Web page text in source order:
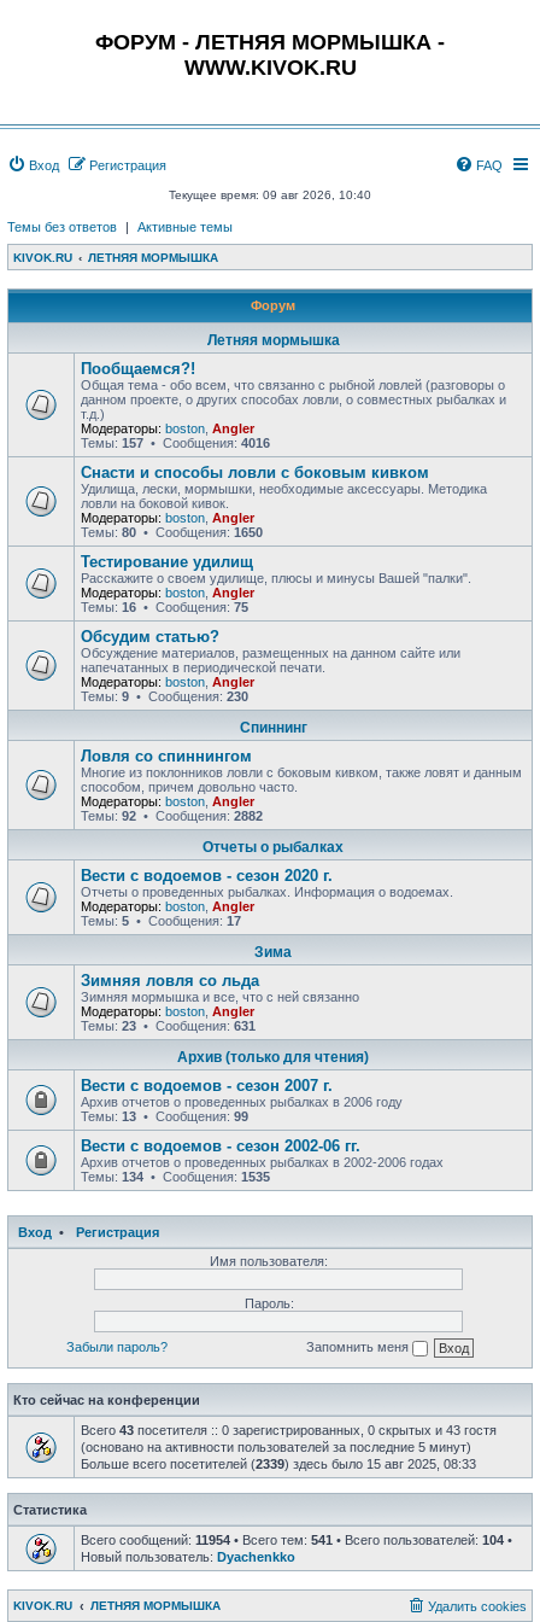
ФОРУМ - ЛЕТНЯЯ МОРМЫШКА -
WWW.KIVOK.RU
Вход Регистрация FAQ
Текущее время: 09 авг 2026, 10:40
Темы без ответов | Активные темы
KIVOK.RU ЛЕТНЯЯ МОРМЫШКА
Форум
Летняя мормышка
Пообщаемся?!
Общая тема - обо всем, что связанно с рыбной ловлей (разговоры о
данном проекте, о других способах ловли, о совместных рыбалках и
т.д.)
Модераторы: boston Angler
Темы: 157 • Сообщения: 4016
Снасти и способы ловли с боковым кивком
Удилища, лески, мормышки, необходимые аксессуары. Методика
ловли на боковой кивок.
Модераторы: boston Angler
Темы: 80 • Сообщения: 1650
Тестирование удилищ
Расскажите о своем удилище, плюсы и минусы Вашей "палки".
Модераторы: boston Angler
Темы: 16 • Сообщения: 75
Обсудим статью?
Обсуждение материалов, размещенных на данном сайте или
напечатанных в периодической печати.
Модераторы: boston Angler
Темы: 9 • Сообщения: 230
Спиннинг
Ловля со спиннингом
Многие из поклонников ловли с боковым кивком, также ловят и данным
способом, причем довольно часто.
Модераторы: boston Angler
Темы: 92 • Сообщения: 2882
Отчеты о рыбалках
Вести с водоемов - сезон 2020 г.
Отчеты о проведенных рыбалках. Информация о водоемах.
Модераторы: boston Angler
Темы: 5 • Сообщения: 17
Зима
Зимняя ловля со льда
Зимняя мормышка и все, что с ней связанно
Модераторы: boston Angler
Темы: 23 • Сообщения: 631
Архив (только для чтения)
Вести с водоемов - сезон 2007 г.
Архив отчетов о проведенных рыбалках в 2006 году
Темы: 13 • Сообщения: 99
Вести с водоемов - сезон 2002-06 гг.
Архив отчетов о проведенных рыбалках в 2002-2006 годах
Темы: 134 • Сообщения: 1535
Вход •
Регистрация
Имя пользователя:
Пароль:
Забыли пароль? Запомнить меня
Кто сейчас на конференции
Всего 43 посетителя :: 0 зарегистрированных, 0 скрытых и 43 гостя
(основано на активности пользователей за последние 5 минут)
Больше всего посетителей (2339) здесь было 15 авг 2025, 08:33
Статистика
Всего сообщений: 11954 • Всего тем: 541 • Всего пользователей: 104 •
Новый пользователь: Dyachenkko
KIVOK.RU ЛЕТНЯЯ МОРМЫШКА Удалить cookies